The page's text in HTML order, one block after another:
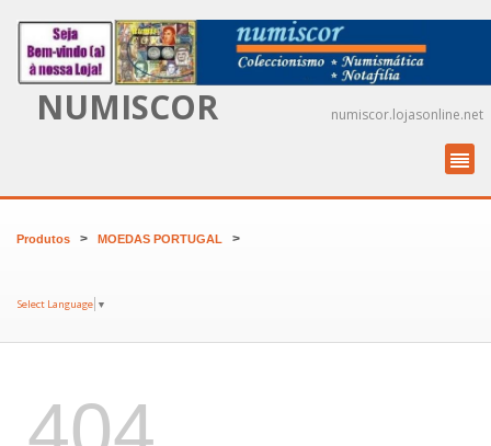
NUMISCOR numiscor.lojasonline.net
Produtos > MOEDAS PORTUGAL >
Select Language ▼